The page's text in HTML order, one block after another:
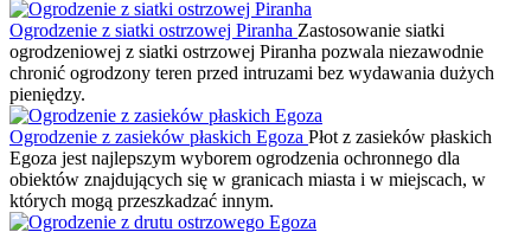
Ogrodzenie z siatki ostrzowej Piranha Zastosowanie siatki
ogrodzeniowej z siatki ostrzowej Piranha pozwala niezawodnie
chronić ogrodzony teren przed intruzami bez wydawania dużych
pieniędzy.
Ogrodzenie z zasieków płaskich Egoza Płot z zasieków płaskich
Egoza jest najlepszym wyborem ogrodzenia ochronnego dla
obiektów znajdujących się w granicach miasta i w miejscach, w
których mogą przeszkadzać innym.